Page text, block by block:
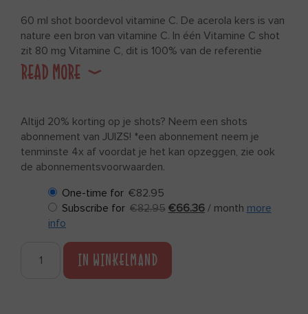
60 ml shot boordevol vitamine C. De acerola kers is van
nature een bron van vitamine C. In één Vitamine C shot
zit 80 mg Vitamine C, dit is 100% van de referentie
inname (RI).
READ MORE
Altijd 20% korting op je shots? Neem een shots
abonnement van JUIZS! *een abonnement neem je
tenminste 4x af voordat je het kan opzeggen, zie ook
de abonnementsvoorwaarden.
One-time for €82.95
Subscribe for €82.95 €66.36 / month more
info
IN WINKELMAND